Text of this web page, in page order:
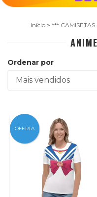
Início > *** CAMISETAS
Ordenar por
OFERTA